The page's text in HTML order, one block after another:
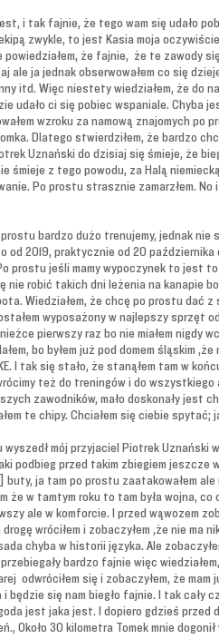
i tak fajnie, że tego wam się udało
zwykle, to jest Kasia moja
że fajnie, że te zawody
ja jednak obserwowałem co się
itd. Więc niestety wiedziałem, że do
udało ci się pobiec wspaniale. Chyba
wzroku za namową znajomych
Dlatego stwierdziłem, że bardzo
Uznański do dzisiaj się śmieje, że
śmieje z tego powodu, za Halą
Po prostu strasznie zamarzłem.
bardzo dużo trenujemy, jednak
2019, praktycznie od 20
prostu jeśli mamy wypoczynek to jest
robić takich dni leżenia na kanapie
Wiedziałem, że chcę po prostu dać z
wyposażony w najlepszy sprzęt
pierwszy raz bo nie miałem nigdy
bo byłem już pod domem śląskim
I tak się stało, że stanąłem tam w
też do treningów i do wszystkiego
zawodników, mało doskonały
te chipy. Chciałem się ciebie
mój przyjaciel Piotrek Uznański
podbieg przed takim zbiegiem
ja tam po prostu zaatakowałem
że w tamtym roku to tam była wojna,
ale w komforcie. I przed wąwozem
wróciłem i zobaczyłem ,że nie ma
chyba w historii języka. Ale
bardzo fajnie więc
odwróciłem się i zobaczyłem, że
się nam biegło fajnie. I tak cały
jest jaka jest. I dopiero gdzieś przed
Około 30 kilometra Tomek mnie